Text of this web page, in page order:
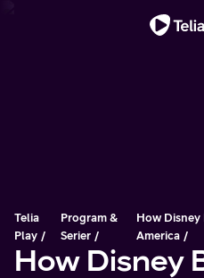
Telia
Play
Program &
Serier
How Disney
America
How Disney